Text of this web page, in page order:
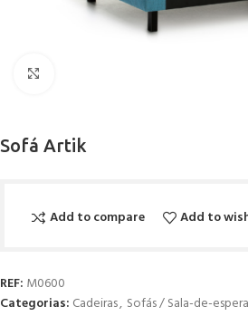
Sofá Artik
Add to compare Add to
REF: M0600
Categorias: Cadeiras, Sofás / Sala-de-espera